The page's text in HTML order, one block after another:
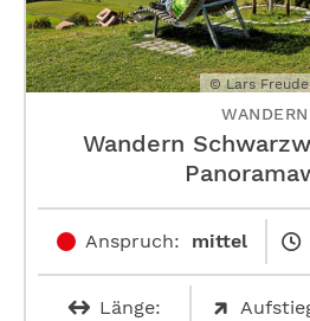
© Lars
WANDERN
Wandern
Anspruch: mittel
Länge: